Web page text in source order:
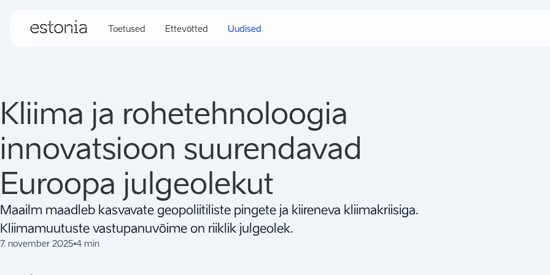
Toetused Ettevõtted Uudised
Kliima ja rohetehnoloogia
innovatsioon suurendavad
Euroopa julgeolekut
Maailm maadleb kasvavate geopoliitiliste pingete ja kiireneva kliimakriisiga.
Kliimamuutuste vastupanuvõime on riiklik julgeolek.
7. november 2025 4 min